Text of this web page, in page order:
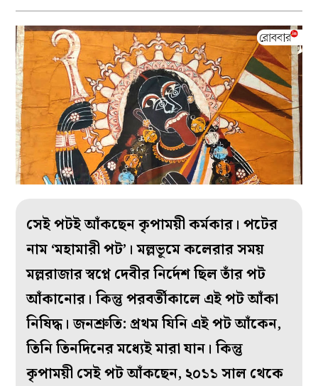
সেই পটই আঁকছেন কৃপাময়ী কর্মকার। পটের
নাম ‘মহামারী পট’। মল্লভূমে কলেরার সময়
মল্লরাজার স্বপ্নে দেবীর নির্দেশ ছিল তাঁর পট
আঁকানোর। কিন্তু পরবর্তীকালে এই পট আঁকা
নিষিদ্ধ। জনশ্রুতি: প্রথম যিনি এই পট আঁকেন,
তিনি তিনদিনের মধ্যেই মারা যান। কিন্তু
কৃপাময়ী সেই পট আঁকছেন, ২০১১ সাল থেকে